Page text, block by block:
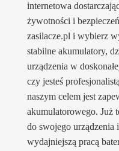
internetowa
żywotności i
zasilacze.pl i wybierz
stabilne akumulatory,
urządzenia w
czy jesteś
naszym celem jest
akumulatorowego. Już
do swojego urządzenia
wydajniejszą pracą